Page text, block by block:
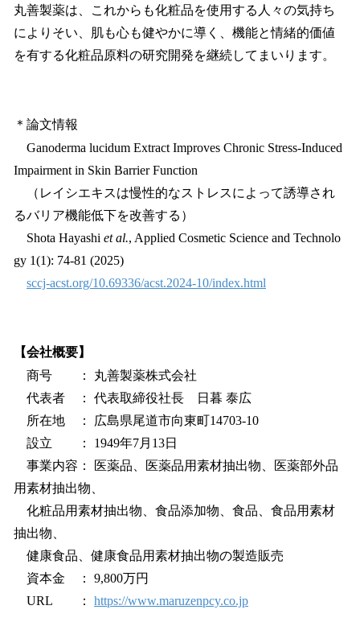
丸善製薬は、これからも化粧品を使用する人々の気持ち
によりそい、肌も心も健やかに導く、機能と情緒的価値
を有する化粧品原料の研究開発を継続してまいります。
＊論文情報
Ganoderma lucidum Extract Improves Chronic Stress-Induced
Impairment in Skin Barrier Function
（レイシエキスは慢性的なストレスによって誘導され
るバリア機能低下を改善する）
Shota Hayashi et al., Applied Cosmetic Science and Technolo
gy 1(1): 74-81 (2025)
sccj-acst.org/10.69336/acst.2024-10/index.html
【会社概要】
商号 ： 丸善製薬株式会社
代表者 ： 代表取締役社長 日暮 泰広
所在地 ： 広島県尾道市向東町14703-10
設立 ： 1949年7月13日
事業内容： 医薬品、医薬品用素材抽出物、医薬部外品
用素材抽出物、
化粧品用素材抽出物、食品添加物、食品、食品用素材
抽出物、
健康食品、健康食品用素材抽出物の製造販売
資本金 ： 9,800万円
URL ： https://www.maruzenpcy.co.jp